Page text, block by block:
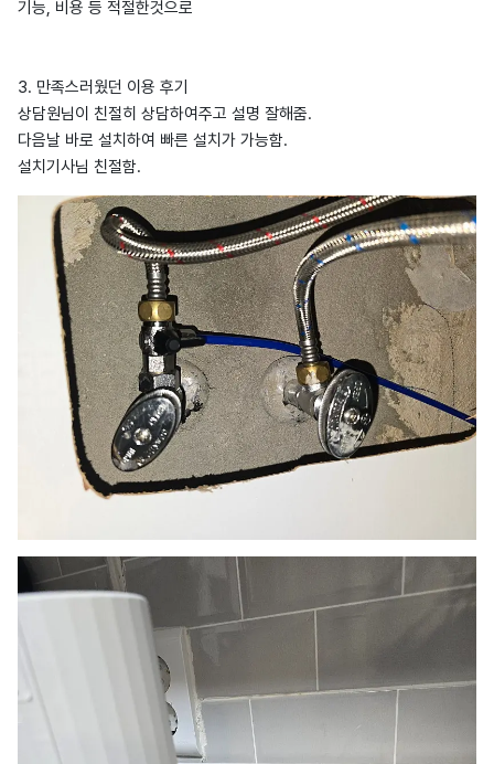
기능, 비용 등 적절한것으로
3. 만족스러웠던 이용 후기
상담원님이 친절히 상담하여주고 설명 잘해줌.
다음날 바로 설치하여 빠른 설치가 가능함.
설치기사님 친절함.